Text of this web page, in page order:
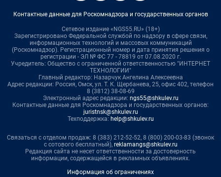
Контактные данные для Роскомнадзора и государственных органов
Сетевое издание «NGS55.RU» (18+)
Зарегистрировано Федеральной службой по надзору в сфере связи,
информационных технологий и массовых коммуникаций
(Роскомнадзор). Регистрационный номер и дата принятия решения о
регистрации - ЭЛ № ФС 77 - 78819 от 07.08.2020 г.
Учредитель: Общество с ограниченной ответственностью "ИНТЕРНЕТ
ТЕХНОЛОГИИ"
Главный редактор: Назарчук Ангелина Алексеевна
Адрес редакции: Россия, Омск, ул. Т. К. Щербанева, 25, офис 402, телефон
8 (3812) 38-08-69
Электронный адрес редакции: ngs55@shkulev.ru
Контактные данные для Роскомнадзора и государственных органов:
juristnsk@shkulev.ru
Техподдержка: help@shkulev.ru
Связаться с отделом продаж: 8 (383) 212-52-52, 8 (800) 200-03-83 (звонок
с сотового бесплатный), reklamangs@shkulev.ru
Редакция сайта не несет ответственности за достоверность
информации, содержащейся в рекламных объявлениях.
Информация об ограничениях